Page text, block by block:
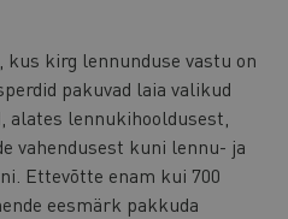
kus kirg lennunduse vastu on
pakuvad laia valikud
alates lennukihooldusest,
vahendusest kuni lennu- ja
Ettevõtte enam kui 700
eesmärk pakkuda